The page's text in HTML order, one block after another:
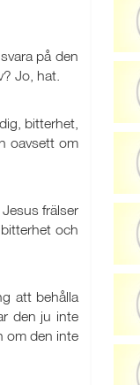
på den
Jo, hat.
bitterhet,
oavsett om
frälser
och
att behålla
den ju inte
om den inte